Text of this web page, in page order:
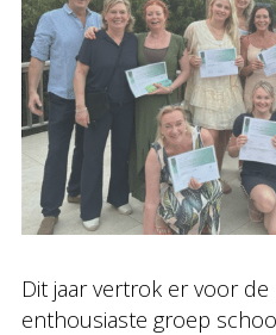
Dit jaar vertrok er voor
enthousiaste groep